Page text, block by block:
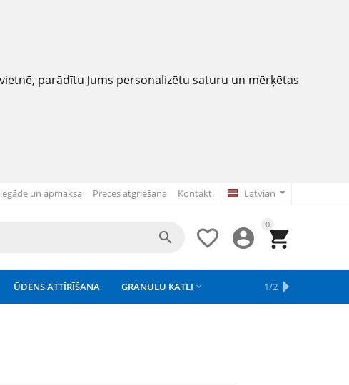
parādītu Jums personalizētu saturu un mērķētas
Latvian
un apmaksa Preces atgriešana Kontakti
0




ŪDENS ATTĪRĪŠANA GRANULU KATLI  APSAISTE
REZERVES DAĻAS
APGAISMOJUMS
1/2